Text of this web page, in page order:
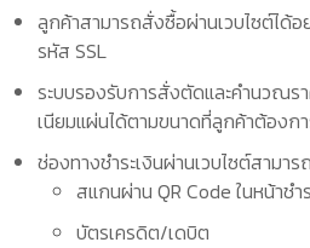
ลูกค้าสามารถสั่งซื้อผ่านเวบไซต์ได้อ
รหัส SSL
ระบบรองรับการสั่งตัดและคำนวณร
เนียมแผ่นได้ตามขนาดที่ลูกค้าต้องก
ช่องทางชำระเงินผ่านเวบไซต์สามา
สแกนผ่าน QR Code ในหน้าชำ
บัตรเครดิต/เดบิต